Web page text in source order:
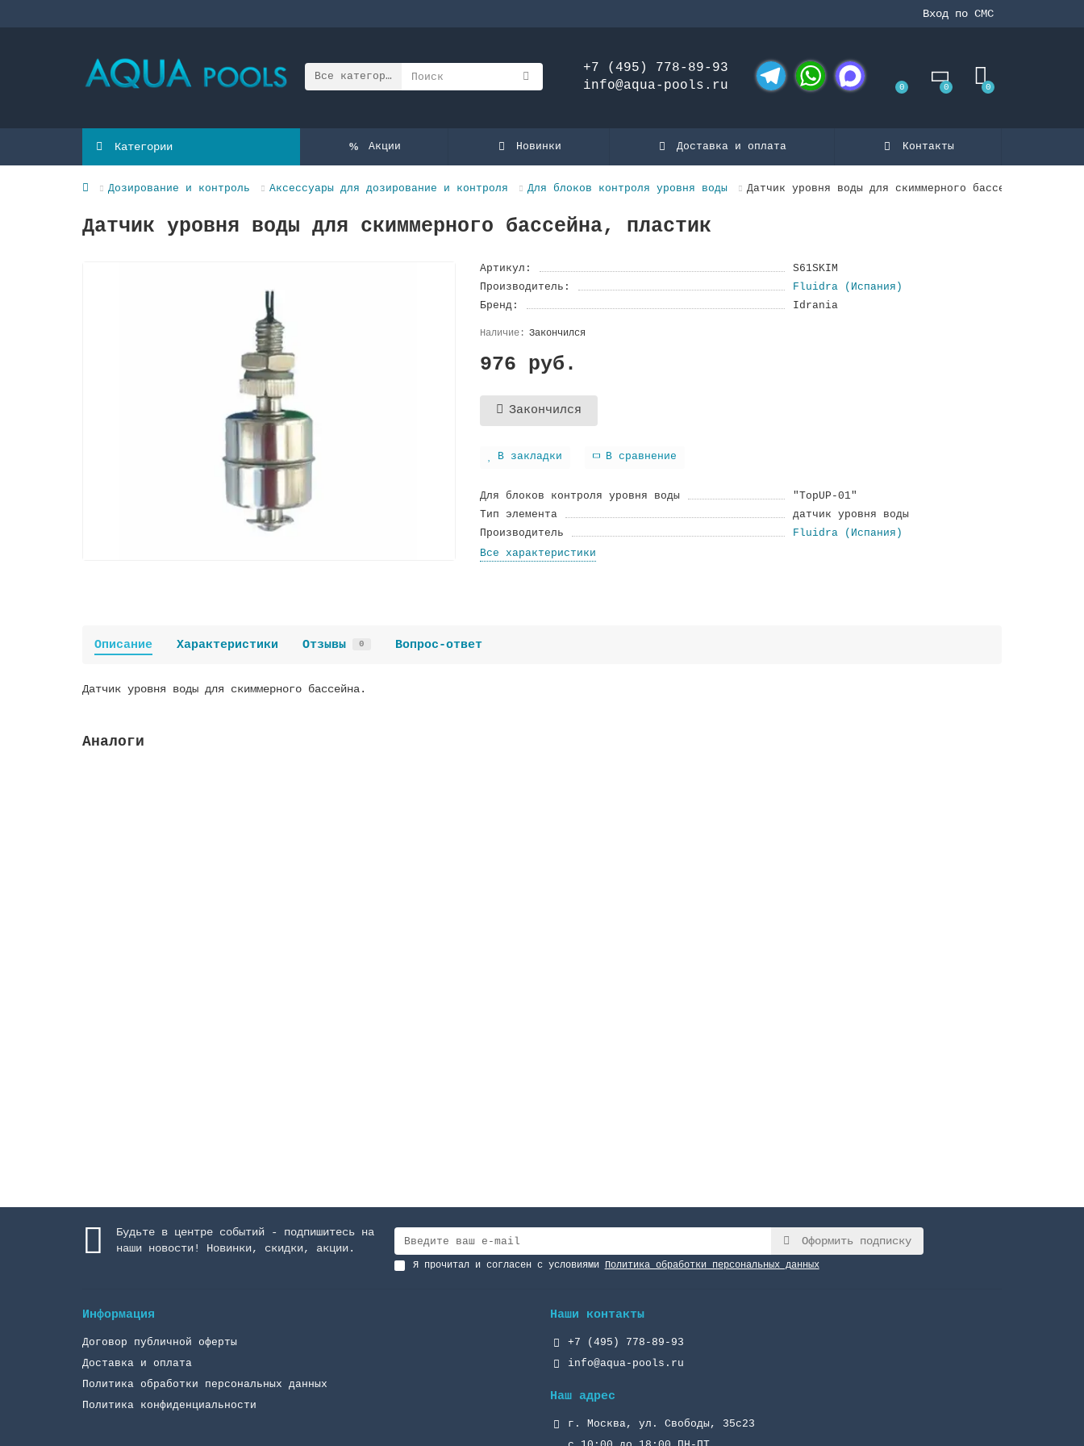
Вход по СМС
Все категории
+7 (495) 778-89-93
info@aqua-pools.ru
0 0 0
Категории Акции Новинки Доставка и оплата Контакты
Дозирование и контроль Аксессуары для дозирование и контроля Для блоков контроля уровня воды Датчик уровня воды для скиммерного бассейна, пластик
Датчик уровня воды для скиммерного бассейна, пластик
Артикул:
S61SKIM
Производитель:
Fluidra (Испания)
Бренд:
Idrania
Закончился
976 руб.
Закончился
В закладки В сравнение
Для блоков контроля уровня воды
"TopUP-01"
Тип элемента
датчик уровня воды
Производитель
Fluidra (Испания)
Все характеристики
Описание Характеристики Отзывы 0 Вопрос-ответ
Датчик уровня воды для скиммерного бассейна.
Аналоги
Будьте в центре событий - подпишитесь на
наши новости! Новинки, скидки, акции.
Оформить подписку
Я прочитал и согласен с условиями Политика обработки персональных данных
Информация
Договор публичной оферты
Доставка и оплата
Политика обработки персональных данных
Политика конфиденциальности
Наши контакты
+7 (495) 778-89-93
info@aqua-pools.ru
Наш адрес
г. Москва, ул. Свободы, 35с23